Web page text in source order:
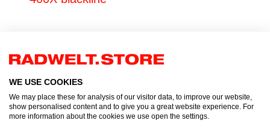
Cube 2026 Nuroad Hybrid C:62 EXC
400X blackline
WE USE COOKIES
We may place these for analysis of our visitor data, to improve our website,
show personalised content and to give you a great website experience. For
more information about the cookies we use open the settings.